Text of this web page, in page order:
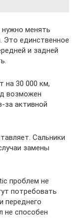
нужно менять
Это единственное
и задней
на 30 000 км,
возможен
за активной
Сальники
замены
проблем не
потребовать
переднего
не способен